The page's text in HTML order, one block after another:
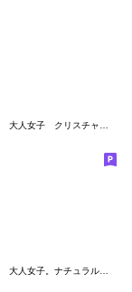
大人女子。ナチュラルシンプル。